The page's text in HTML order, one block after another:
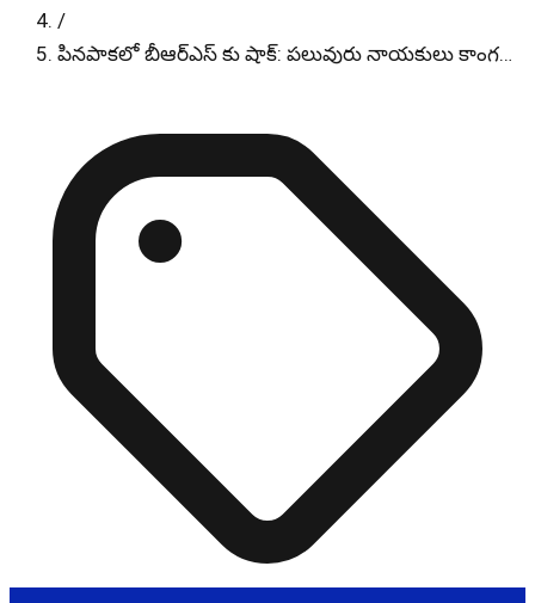
/
పినపాకలో బీఆర్‌ఎస్ కు షాక్: పలువురు నాయకులు కాంగ…